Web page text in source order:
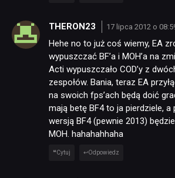
THERON23 17 lipca 2012 o
Hehe no to już coś wiemy, EA
wypuszczać BF’a i MOH’a na
Acti wypuszczało COD’y z
zespołów. Bania, teraz EA
na swoich fps’ach będą doić
mają betę BF4 to ja pierdziele, a
wersją BF4 (pewnie 2013)
MOH. hahahahhaha
Cytuj Odpowiedz